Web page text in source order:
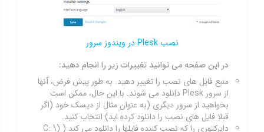
نصب Plesk در ویندوز سرور
در این صفحه می توانید تغییرات زیر را انجام دهید:
منبع فایل های نصب را تغییر دهید. به طور پیش فرض، آنها
از سرور Plesk دانلود می شوند. با این حال، ممکن است
بخواهید از سرور دیگری (به عنوان مثال از دیسک خود (اگر
قبلا فایل های نصب را دانلود کرده اید) انتخاب کنید.
دایرکتوری را که نصب کننده فایلها را دانلود می کند ( (C: \